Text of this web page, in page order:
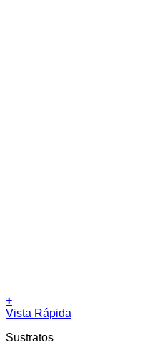
+
Este
tiene
Vista Rápida
Sustratos